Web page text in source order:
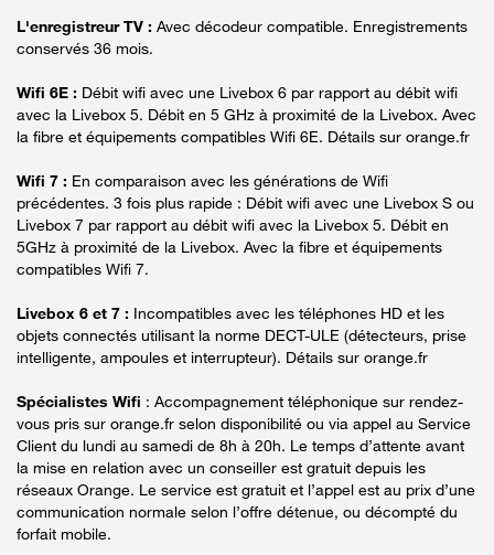
L'enregistreur TV : Avec décodeur compatible. Enregistrements
conservés 36 mois.
Wifi 6E : Débit wifi avec une Livebox 6 par rapport au débit wifi
avec la Livebox 5. Débit en 5 GHz à proximité de la Livebox. Avec
la fibre et équipements compatibles Wifi 6E. Détails sur orange.fr
Wifi 7 : En comparaison avec les générations de Wifi
précédentes. 3 fois plus rapide : Débit wifi avec une Livebox S ou
Livebox 7 par rapport au débit wifi avec la Livebox 5. Débit en
5GHz à proximité de la Livebox. Avec la fibre et équipements
compatibles Wifi 7.
Livebox 6 et 7 : Incompatibles avec les téléphones HD et les
objets connectés utilisant la norme DECT-ULE (détecteurs, prise
intelligente, ampoules et interrupteur). Détails sur orange.fr
Spécialistes Wifi : Accompagnement téléphonique sur rendez-
vous pris sur orange.fr selon disponibilité ou via appel au Service
Client du lundi au samedi de 8h à 20h. Le temps d’attente avant
la mise en relation avec un conseiller est gratuit depuis les
réseaux Orange. Le service est gratuit et l’appel est au prix d’une
communication normale selon l’offre détenue, ou décompté du
forfait mobile.